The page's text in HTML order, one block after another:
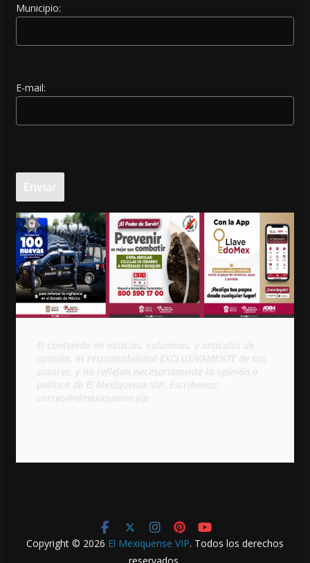
Municipio:
E-mail:
Copyright © 2026 El Mexiquense VIP. Todos los derechos